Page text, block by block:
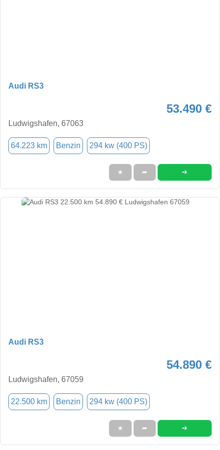
Audi RS3
53.490 €
Ludwigshafen, 67063
64.223 km Benzin 294 kw (400 PS)
★ ➦ ➜
Audi RS3
54.890 €
Ludwigshafen, 67059
22.500 km Benzin 294 kw (400 PS)
★ ➦ ➜